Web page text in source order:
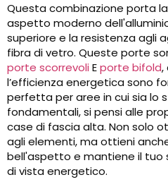
Questa combinazione porta
aspetto moderno
superiore e la resistenza agli
fibra di vetro. Queste porte
porte scorrevoli Eporte bifold,
l’efficienza energetica sono
perfetta per aree in cui sia lo
fondamentali, si pensi alle
case di fascia alta. Non solo
agli elementi, ma ottieni
bell'aspetto e mantiene il tuo
di vista energetico.